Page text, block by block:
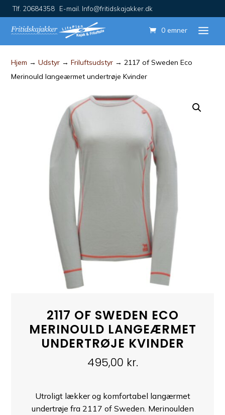
Tlf. 20684358 E-mail. Info@fritidskajakker.dk
0 emner
Hjem →Udstyr →Friluftsudstyr → 2117 of Sweden Eco
Merinould langeærmet undertrøje Kvinder
2117 OF SWEDEN ECO
MERINOULD LANGEÆRMET
UNDERTRØJE KVINDER
495,00 kr.
Utroligt lækker og komfortabel langærmet
undertrøje fra 2117 of Sweden. Merinoulden